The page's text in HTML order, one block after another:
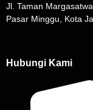
Jl. Taman
Pasar Minggu, Kota
Hubungi Kami